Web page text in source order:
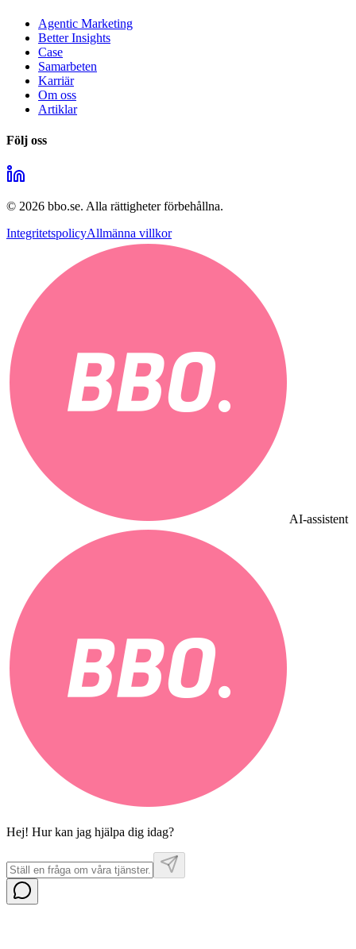
Agentic Marketing
Better Insights
Case
Samarbeten
Karriär
Om oss
Artiklar
Följ oss
© 2026 bbo.se. Alla rättigheter förbehållna.
IntegritetspolicyAllmänna villkor
AI-assistent
Hej! Hur kan jag hjälpa dig idag?